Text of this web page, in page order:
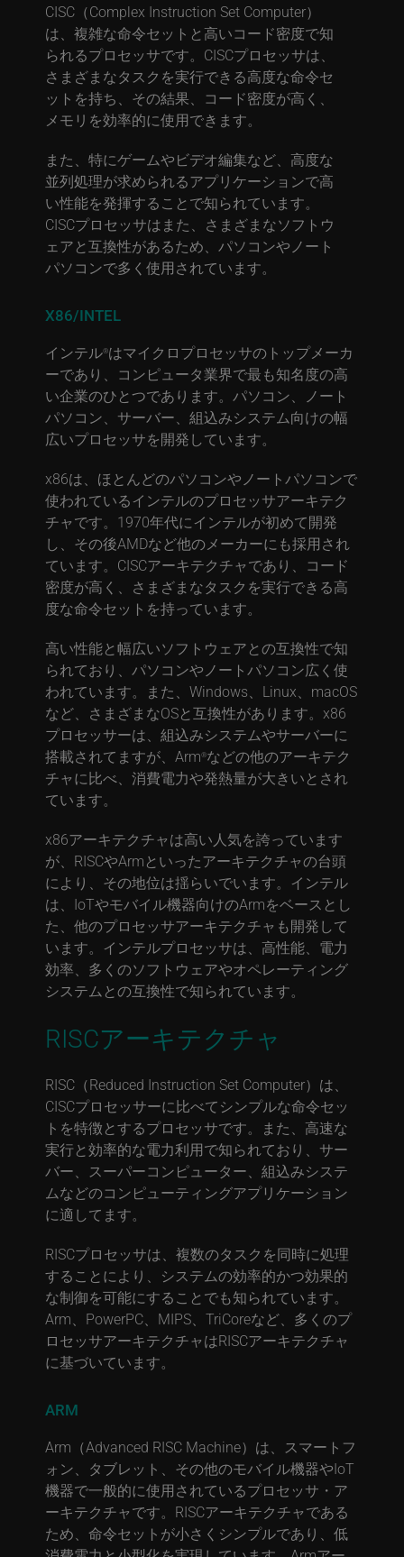
CISC（Complex Instruction Set Computer）
は、複雑な命令セットと高いコード密度で知
られるプロセッサです。CISCプロセッサは、
さまざまなタスクを実行できる高度な命令セ
ットを持ち、その結果、コード密度が高く、
メモリを効率的に使用できます。
また、特にゲームやビデオ編集など、高度な
並列処理が求められるアプリケーションで高
い性能を発揮することで知られています。
CISCプロセッサはまた、さまざまなソフトウ
ェアと互換性があるため、パソコンやノート
パソコンで多く使用されています。
X86/INTEL
インテル®はマイクロプロセッサのトップメーカ
ーであり、コンピュータ業界で最も知名度の高
い企業のひとつであります。パソコン、ノート
パソコン、サーバー、組込みシステム向けの幅
広いプロセッサを開発しています。
x86は、ほとんどのパソコンやノートパソコンで
使われているインテルのプロセッサアーキテク
チャです。1970年代にインテルが初めて開発
し、その後AMDなど他のメーカーにも採用され
ています。CISCアーキテクチャであり、コード
密度が高く、さまざまなタスクを実行できる高
度な命令セットを持っています。
高い性能と幅広いソフトウェアとの互換性で知
られており、パソコンやノートパソコン広く使
われています。また、Windows、Linux、macOS
など、さまざまなOSと互換性があります。x86
プロセッサーは、組込みシステムやサーバーに
搭載されてますが、Arm®などの他のアーキテク
チャに比べ、消費電力や発熱量が大きいとされ
ています。
x86アーキテクチャは高い人気を誇っています
が、RISCやArmといったアーキテクチャの台頭
により、その地位は揺らいでいます。インテル
は、IoTやモバイル機器向けのArmをベースとし
た、他のプロセッサアーキテクチャも開発して
います。インテルプロセッサは、高性能、電力
効率、多くのソフトウェアやオペレーティング
システムとの互換性で知られています。
RISCアーキテクチャ
RISC（Reduced Instruction Set Computer）は、
CISCプロセッサーに比べてシンプルな命令セッ
トを特徴とするプロセッサです。また、高速な
実行と効率的な電力利用で知られており、サー
バー、スーパーコンピューター、組込みシステ
ムなどのコンピューティングアプリケーション
に適してます。
RISCプロセッサは、複数のタスクを同時に処理
することにより、システムの効率的かつ効果的
な制御を可能にすることでも知られています。
Arm、PowerPC、MIPS、TriCoreなど、多くのプ
ロセッサアーキテクチャはRISCアーキテクチャ
に基づいています。
ARM
Arm（Advanced RISC Machine）は、スマートフ
ォン、タブレット、その他のモバイル機器やIoT
機器で一般的に使用されているプロセッサ・ア
ーキテクチャです。RISCアーキテクチャである
ため、命令セットが小さくシンプルであり、低